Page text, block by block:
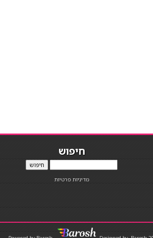
חיפוש
חיפוש
מדיניות פרטיות